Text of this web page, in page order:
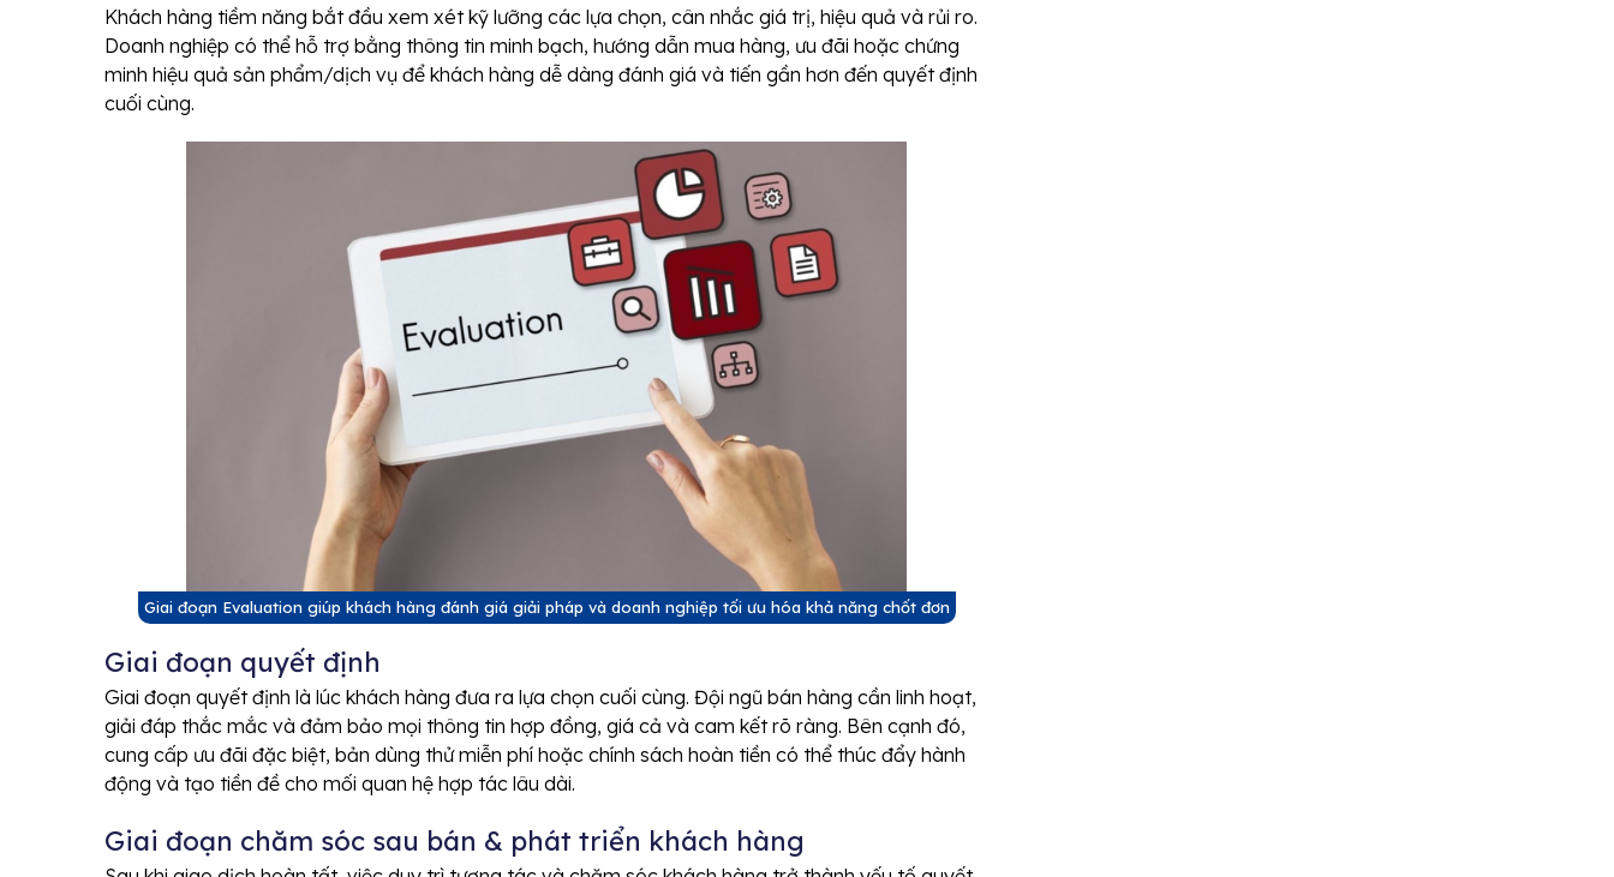
Khách hàng tiềm năng bắt đầu xem xét kỹ lưỡng các lựa chọn, cân nhắc giá trị, hiệu quả và rủi ro.
Doanh nghiệp có thể hỗ trợ bằng thông tin minh bạch, hướng dẫn mua hàng, ưu đãi hoặc chứng
minh hiệu quả sản phẩm/dịch vụ để khách hàng dễ dàng đánh giá và tiến gần hơn đến quyết định
cuối cùng.
Giai đoạn Evaluation giúp khách hàng đánh giá giải pháp và doanh nghiệp tối ưu hóa khả năng chốt đơn
Giai đoạn quyết định
Giai đoạn quyết định là lúc khách hàng đưa ra lựa chọn cuối cùng. Đội ngũ bán hàng cần linh hoạt,
giải đáp thắc mắc và đảm bảo mọi thông tin hợp đồng, giá cả và cam kết rõ ràng. Bên cạnh đó,
cung cấp ưu đãi đặc biệt, bản dùng thử miễn phí hoặc chính sách hoàn tiền có thể thúc đẩy hành
động và tạo tiền đề cho mối quan hệ hợp tác lâu dài.
Giai đoạn chăm sóc sau bán & phát triển khách hàng